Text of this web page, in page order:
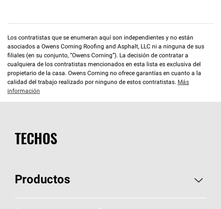
Los contratistas que se enumeran aquí son independientes y no están
asociados a Owens Corning Roofing and Asphalt, LLC ni a ninguna de sus
filiales (en su conjunto, “Owens Corning”). La decisión de contratar a
cualquiera de los contratistas mencionados en esta lista es exclusiva del
propietario de la casa. Owens Corning no ofrece garantías en cuanto a la
calidad del trabajo realizado por ninguno de estos contratistas. Más
información
TECHOS
Productos